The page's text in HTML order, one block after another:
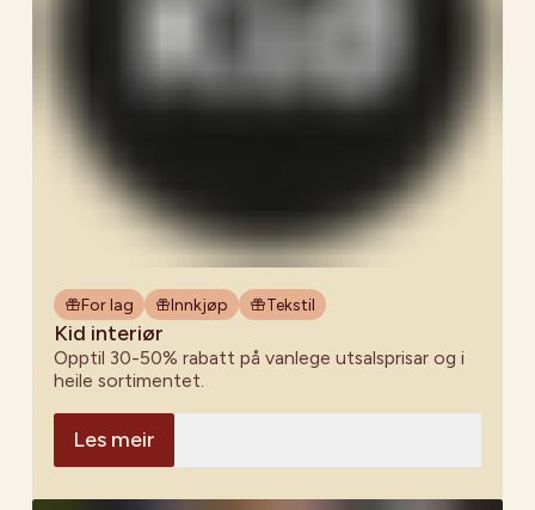
For lag Innkjøp Tekstil
Kid interiør
Opptil 30-50% rabatt på vanlege utsalsprisar og i
heile sortimentet.
Les meir